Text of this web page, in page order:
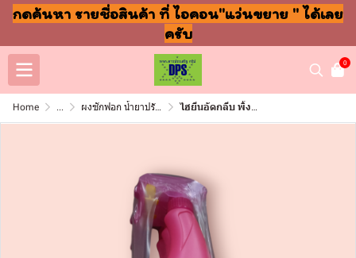
กดค้นหา รายชื่อสินค้า ที่ ไอคอน"แว่นขยาย " ได้เลย
ครับ
0
Home ... ผงซักฟอก น้ำยาปรับผ้านุ่ม ล้างจาน ถูพื้น ไฮยีนอัดกลีบ พิ้งบลอสซั่ม500มล ขวด แพ็ค3ขวด